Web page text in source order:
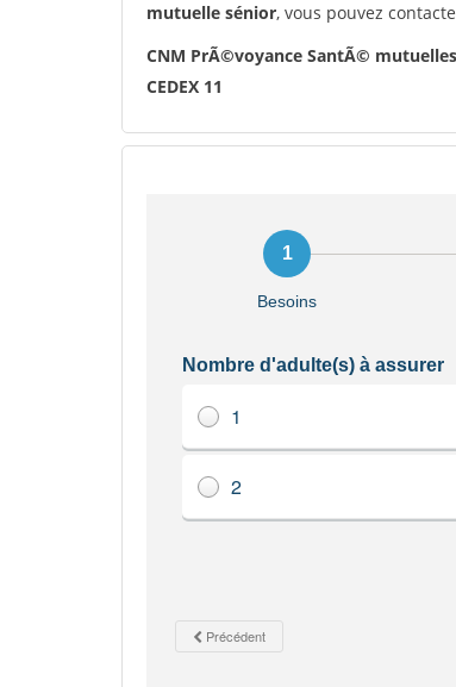
mutuelle sénior, vous pouvez
CNM PrÃ©voyance SantÃ© mutuelles
CEDEX 11